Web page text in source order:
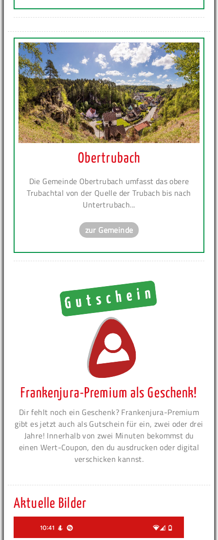
Obertrubach
Die Gemeinde Obertrubach umfasst das obere
Trubachtal von der Quelle der Trubach bis nach
Untertrubach...
zur Gemeinde
Frankenjura-Premium als Geschenk!
Dir fehlt noch ein Geschenk? Frankenjura-Premium
gibt es jetzt auch als Gutschein für ein, zwei oder drei
Jahre! Innerhalb von zwei Minuten bekommst du
einen Wert-Coupon, den du ausdrucken oder digital
verschicken kannst.
Aktuelle Bilder